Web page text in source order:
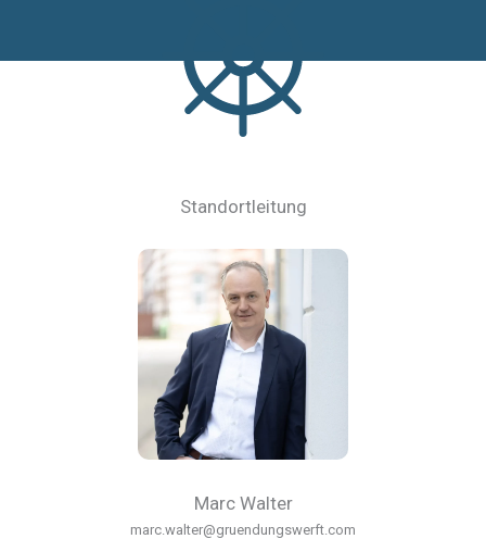
Standortleitung
Marc Walter
marc.walter@gruendungswerft.com